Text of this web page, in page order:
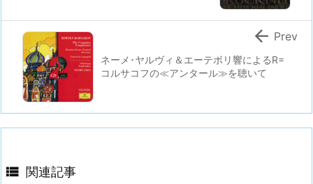
ネーメ･ヤルヴィ＆エーテボリ響によるR=
コルサコフの≪アンタール≫を聴いて
 Prev
 関連記事